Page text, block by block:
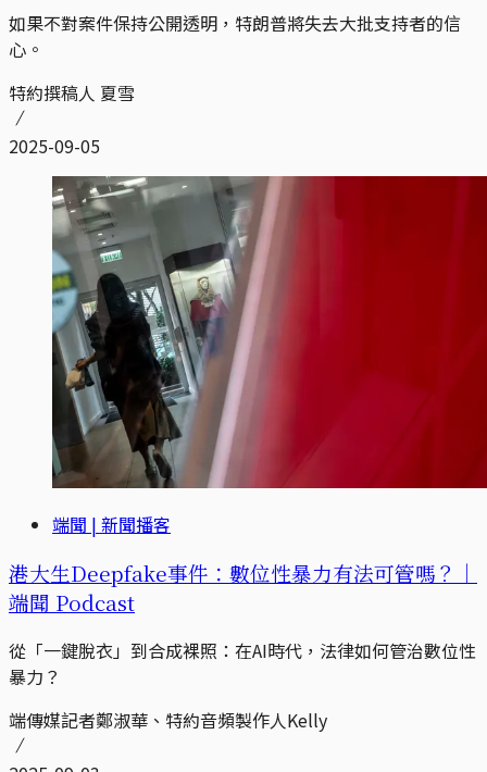
如果不對案件保持公開透明，特朗普將失去大批支持者的信
心。
特約撰稿人 夏雪
2025-09-05
端聞 | 新聞播客
港大生Deepfake事件：數位性暴力有法可管嗎？｜
端聞 Podcast
從「一鍵脫衣」到合成裸照：在AI時代，法律如何管治數位性
暴力？
端傳媒記者鄭淑華、特約音頻製作人Kelly